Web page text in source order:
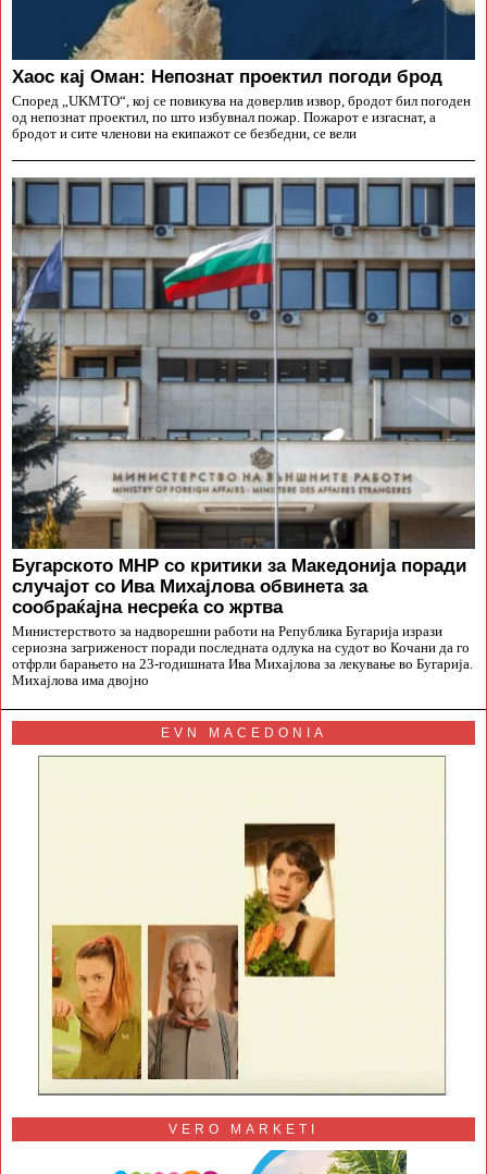
Хаос кај Оман: Непознат проектил погоди брод
Според „UKMTO“, кој се повикува на доверлив извор, бродот бил погоден
од непознат проектил, по што избувнал пожар. Пожарот е изгаснат, а
бродот и сите членови на екипажот се безбедни, се вели
Бугарското МНР со критики за Македонија поради
случајот со Ива Михајлова обвинета за
сообраќајна несреќа со жртва
Министерството за надворешни работи на Република Бугарија изрази
сериозна загриженост поради последната одлука на судот во Кочани да го
отфрли барањето на 23-годишната Ива Михајлова за лекување во Бугарија.
Михајлова има двојно
EVN MACEDONIA
VERO MARKETI